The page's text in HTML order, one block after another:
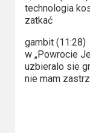
Sky
Showtime
2023
technologia
zatkać
gambit (11:28)
w „Powrocie
uzbieralo sie
nie mam